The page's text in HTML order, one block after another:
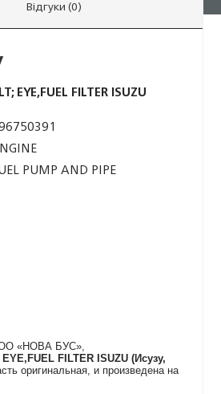
Відгуки (0)
EYE,FUEL FILTER ISUZU
PUMP AND PIPE
«НОВА БУС»,
EYE,FUEL FILTER ISUZU (Исузу,
оригинальная, и произведена на